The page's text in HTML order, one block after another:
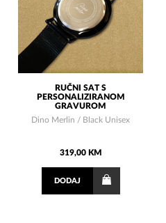
RUČNI SAT S
PERSONALIZIRANOM
GRAVUROM
Dino Merlin / Black Unisex
319,00 KM
DODAJ